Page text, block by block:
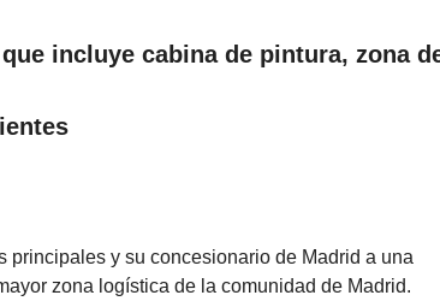
incluye cabina de pintura, zona
principales y su concesionario de Madrid a una
zona logística de la comunidad de Madrid.